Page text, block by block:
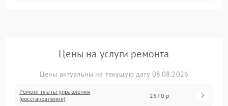
Цены на услуги ремонта
Цены актуальны на текущую дату 08.08.2026
Ремонт платы управления
(восстановление)
2570 р